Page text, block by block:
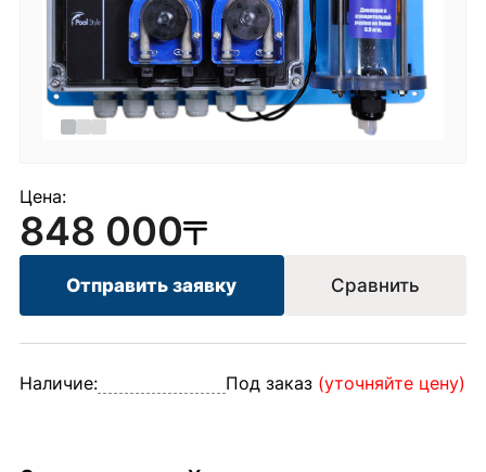
Цена:
848 000
Отправить заявку Сравнить
Наличие: Под заказ (уточняйте цену)